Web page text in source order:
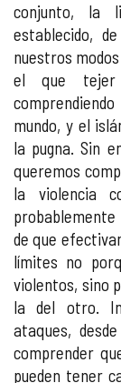
conjunto, la
establecido,
nuestros
el que tejer
mundo, y el
la pugna. Sin
queremos
la violencia
de que
límites no
violentos, sino
la del otro.
ataques,
comprender
pueden tener